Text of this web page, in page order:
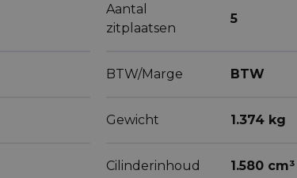
Aantal
zitplaatsen
5
BTW/Marge BTW
Gewicht 1.374 kg
Cilinderinhoud 1.580 cm³